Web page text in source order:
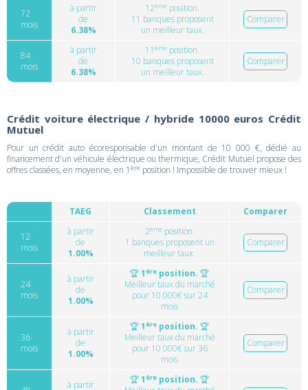
72
mois
à partir
de
6.38%
12ème position.
11 banques proposent
un meilleur taux.
Comparer
84
mois
à partir
de
6.38%
11 ème position.
10 banques proposent
un meilleur taux.
Comparer
Crédit voiture électrique / hybride 10000 euros Crédit
Mutuel
Pour un crédit auto écoresponsable d'un montant de 10 000 €, dédié au
financement d'un véhicule électrique ou thermique, Crédit Mutuel propose des
offres classées, en moyenne, en 1 ère position ! Impossible de trouver mieux !
TAEG Classement Comparer
12
mois
à partir
de
1.00%
2èmeposition.
1 banques proposent un
meilleur taux.
Comparer
24
mois
à partir
de
1.00%
🏆1 ère position. 🏆
Meilleur taux du marché
pour 10 000€ sur 24
mois
Comparer
36
mois
à partir
de
1.00%
🏆1 ère position. 🏆
Meilleur taux du marché
pour 10 000€ sur 36
mois
Comparer
à partir 🏆1 ère position. 🏆